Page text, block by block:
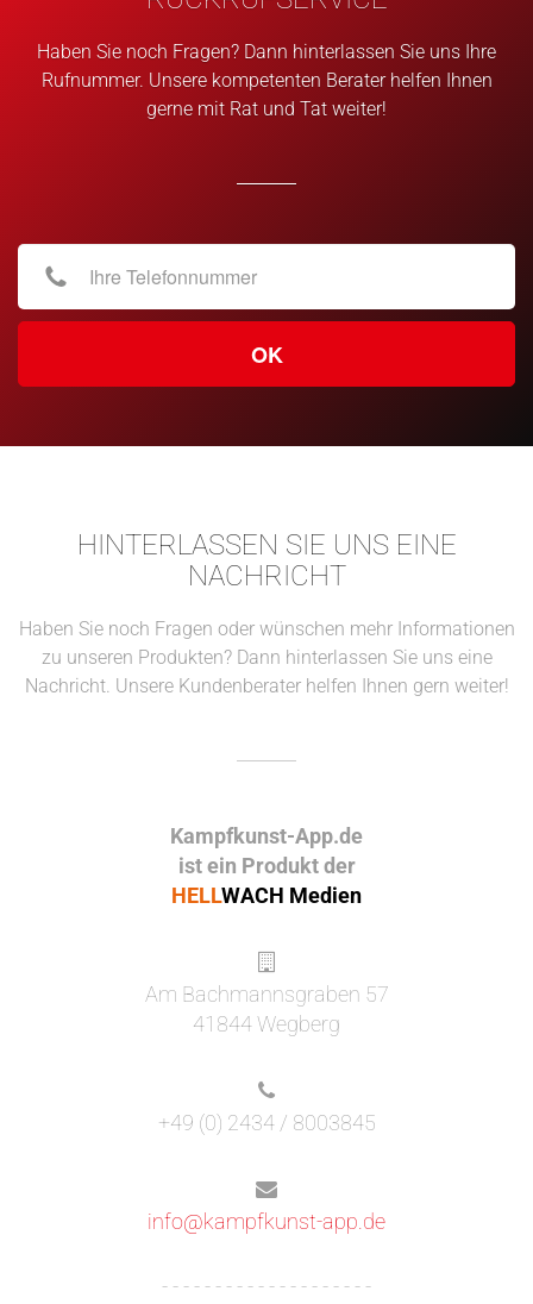
Haben Sie noch Fragen? Dann hinterlassen Sie uns Ihre
Rufnummer. Unsere kompetenten Berater helfen Ihnen
gerne mit Rat und Tat weiter!
OK
HINTERLASSEN SIE UNS EINE
NACHRICHT
Haben Sie noch Fragen oder wünschen mehr Informationen
zu unseren Produkten? Dann hinterlassen Sie uns eine
Nachricht. Unsere Kundenberater helfen Ihnen gern weiter!
Kampfkunst-App.de
ist ein Produkt der
HELLWACH Medien
Am Bachmannsgraben 57
41844 Wegberg
+49 (0) 2434 / 8003845
info@kampfkunst-app.de
- - - - - - - - - - - - - - - - - - - -